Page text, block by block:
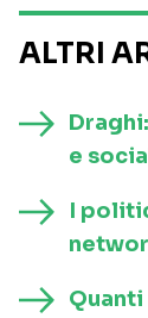
ALTRI
e
I